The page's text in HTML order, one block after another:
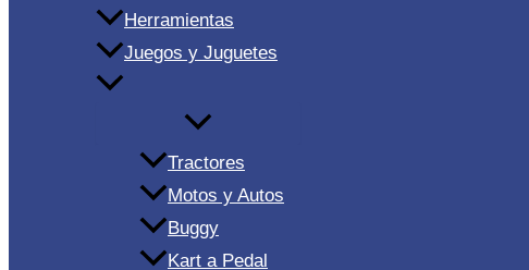
Herramientas
Juegos y Juguetes
Tractores
Motos y Autos
Buggy
Kart a Pedal